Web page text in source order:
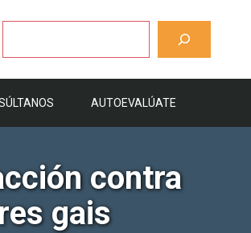
AUTOEVALÚATE
contra
gais